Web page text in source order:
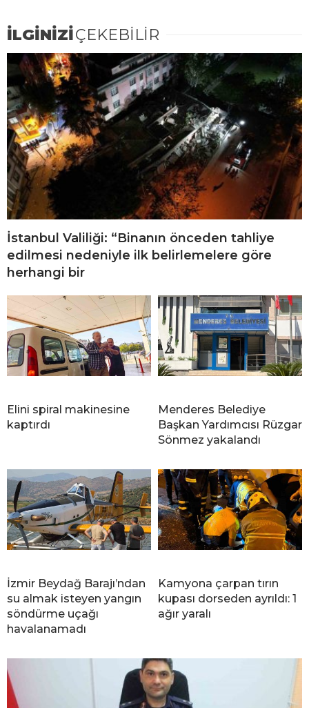
İLGİNİZİÇEKEBİLİR
İstanbul Valiliği: “Binanın önceden tahliye
edilmesi nedeniyle ilk belirlemelere göre
herhangi bir
Elini spiral makinesine
kaptırdı
Menderes Belediye
Başkan Yardımcısı Rüzgar
Sönmez yakalandı
İzmir Beydağ Barajı’ndan
su almak isteyen yangın
söndürme uçağı
havalanamadı
Kamyona çarpan tırın
kupası dorseden ayrıldı: 1
ağır yaralı